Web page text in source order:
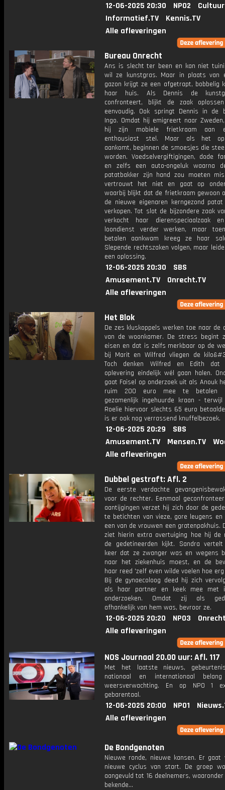
12-06-2025 20:30 NPO2
Informatief.TV
Kennis.TV
Alle afleveringen
Bureau Onrecht
Ans is slecht ter been en kan niet
wil ze kunstgras. Maar in plaats van
gazon krijgt ze een afgetrapt, bobbelig
haar huis. Als Dennis de
confronteert, blijkt de zaak
eenvoudig. Ook springt Dennis in de
Ingo. Omdat hij emigreert naar
hij zijn mobiele frietkraam aan
enthousiast stel. Maar als het
aankomt, beginnen de smoesjes die
worden. Voedselvergiftigingen, dode
en zelfs een auto-ongeluk waarna
patatbakker zijn hand zou moeten
vertrouwt het niet en gaat op
waarbij blijkt dat de frietkraam gewoon
de nieuwe eigenaren kerngezond
verkopen. Tot slot de bijzondere zaak
verkocht haar dierenspeciaalzaak
loondienst verder werken, maar
betalen aankwam kreeg ze haar
Slepende rechtszaken volgen, maar
een oplossing.
12-06-2025 20:30
SBS
Amusement.TV
Onrecht.TV
Alle afleveringen
Het Blok
De zes kluskoppels werken toe naar de
van de woonkamer. De stress begint
eisen en dat is zelfs merkbaar op de
bij Marit en Wilfred vliegen de
Toch denken Wilfred en Edith dat
oplevering eindelijk wél gaan halen.
gaat Faisel op onderzoek uit als Anouk
ruim 200 euro mee te betalen
gezamenlijk ingehuurde kraan -
Roelie hiervoor slechts 65 euro
is er ook nog verrassend knuffelbezoek.
12-06-2025 20:29
SBS
Amusement.TV
Mensen.TV
Alle afleveringen
Dubbel gestraft: Afl. 2
De eerste verdachte
voor de rechter. Eenmaal
aantijgingen verzet hij zich door de
te betichten van vieze, gore leugens
een van de vrouwen een gratenpakhuis.
ziet hierin extra overtuiging hoe hij de
de gedetineerden kijkt. Sandra
keer dat ze zwanger was en wegens
naar het ziekenhuis moest, en de
haar reed 'zelf even wilde voelen hoe
Bij de gynaecoloog deed hij zich
als haar partner en keek mee met
onderzoeken. Omdat zij als
afhankelijk van hem was, bevroor ze.
12-06-2025 20:20 NPO3
Alle afleveringen
NOS Journaal 20.00 uur: Afl. 117
Met het laatste nieuws,
nationaal en internationaal
weersverwachting. En op NPO 1
gebarentaal.
12-06-2025 20:00 NPO1
Alle afleveringen
De Bondgenoten
Nieuwe ronde, nieuwe kansen. Er gaat
nieuwe cyclus van start. De groep
aangevuld tot 16 deelnemers,
bekende...